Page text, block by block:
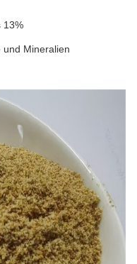
13%
und Mineralien